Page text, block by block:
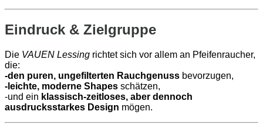
Eindruck & Zielgruppe
Die VAUEN Lessing richtet sich vor allem an Pfeifenraucher,
die:
-den puren, ungefilterten Rauchgenuss bevorzugen,
-leichte, moderne Shapes schätzen,
-und ein klassisch‑zeitloses, aber dennoch
ausdrucksstarkes Design mögen.